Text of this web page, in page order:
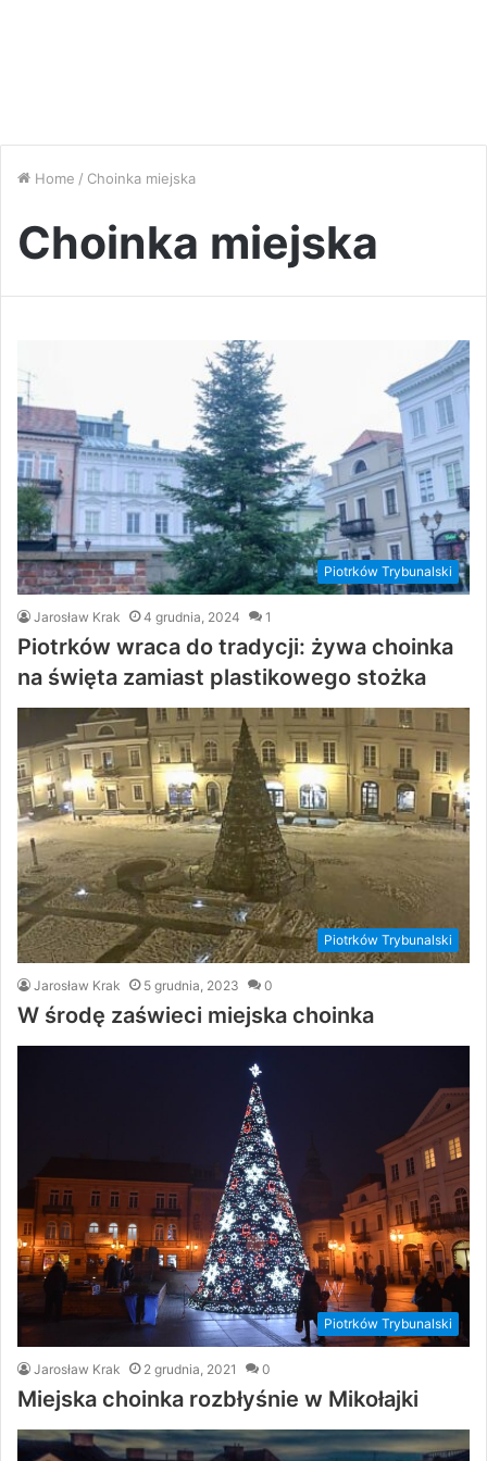
Home / Choinka miejska
Choinka miejska
Piotrków Trybunalski
Jarosław Krak 4 grudnia, 2024 1
Piotrków wraca do tradycji: żywa choinka
na święta zamiast plastikowego stożka
Piotrków Trybunalski
Jarosław Krak 5 grudnia, 2023 0
W środę zaświeci miejska choinka
Piotrków Trybunalski
Jarosław Krak 2 grudnia, 2021 0
Miejska choinka rozbłyśnie w Mikołajki